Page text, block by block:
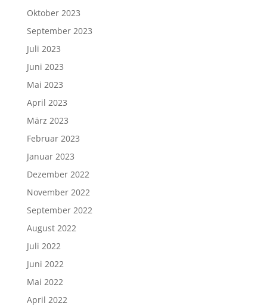
Oktober 2023
September 2023
Juli 2023
Juni 2023
Mai 2023
April 2023
März 2023
Februar 2023
Januar 2023
Dezember 2022
November 2022
September 2022
August 2022
Juli 2022
Juni 2022
Mai 2022
April 2022